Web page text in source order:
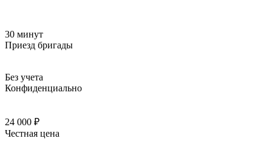
30 минут
Приезд бригады
Без учета
Конфиденциально
24 000 ₽
Честная цена